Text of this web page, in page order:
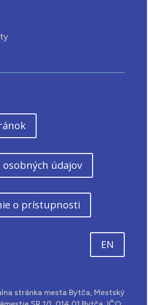
osobných údajov
o prístupnosti
EN
stránka mesta Bytča, Mestský